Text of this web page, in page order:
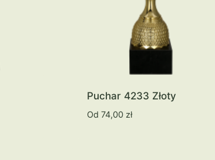
Puchar 4233 Złoty
Od 74,00 zł